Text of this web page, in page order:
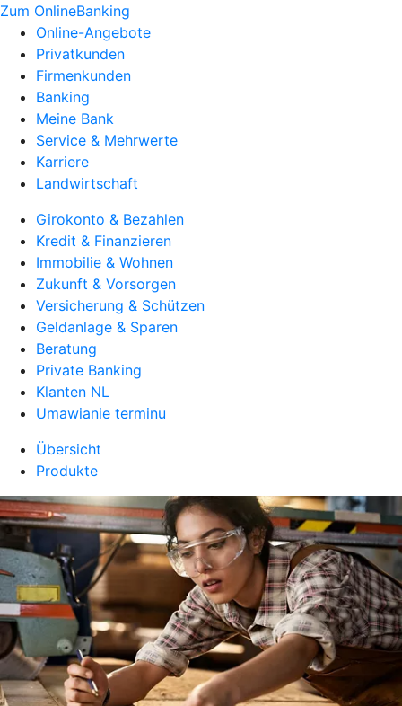
Zum OnlineBanking
Online-Angebote
Privatkunden
Firmenkunden
Banking
Meine Bank
Service & Mehrwerte
Karriere
Landwirtschaft
Girokonto & Bezahlen
Kredit & Finanzieren
Immobilie & Wohnen
Zukunft & Vorsorgen
Versicherung & Schützen
Geldanlage & Sparen
Beratung
Private Banking
Klanten NL
Umawianie terminu
Übersicht
Produkte